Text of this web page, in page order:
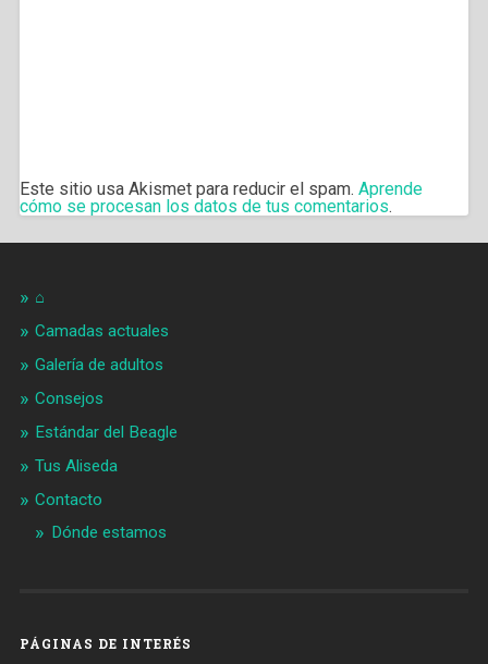
Este sitio usa Akismet para reducir el spam. Aprende
cómo se procesan los datos de tus comentarios.
⌂
Camadas actuales
Galería de adultos
Consejos
Estándar del Beagle
Tus Aliseda
Contacto
Dónde estamos
PÁGINAS DE INTERÉS